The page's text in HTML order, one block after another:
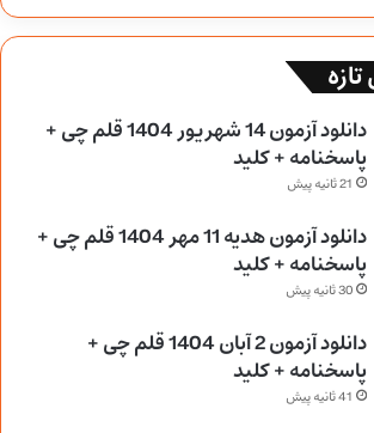
دانلود آزمون 14 شهریور 1404 قلم چی +
پاسخنامه + کلید
21 ثانیه پیش
دانلود آزمون هدیه 11 مهر 1404 قلم چی +
پاسخنامه + کلید
30 ثانیه پیش
دانلود آزمون 2 آبان 1404 قلم چی +
پاسخنامه + کلید
41 ثانیه پیش